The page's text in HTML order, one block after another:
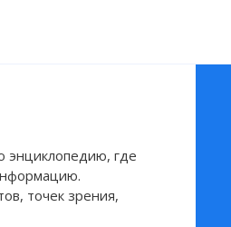
где
точек зрения,